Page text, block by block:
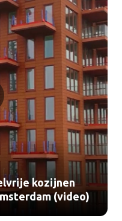
kozijnen
(video)